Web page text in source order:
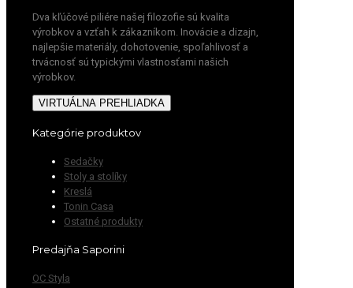
Dva kľúčové piliére našej filozofie sú kvalita
výrobkov a vzťah k zákazníkom. Inovácie a dizajn,
najlepšie materiály, dohotovenie, spoľahlivosť a
trvácnosť sú typickými vlastnosťami našich
výrobkov.
VIRTUÁLNA PREHLIADKA
Kategórie produktov
Sedačky
Stoly a stolíky
Kreslá
Tonin Casa
Ostatné produkty
Predajňa Saporini
OC Styla